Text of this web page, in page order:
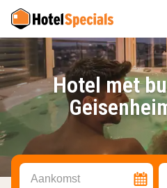
Hotel met
Aankomst